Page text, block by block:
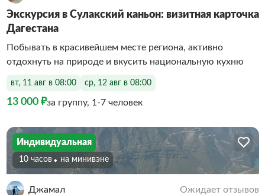
Экскурсия в Сулакский каньон: визитная карточка
Дагестана
Побывать в красивейшем месте региона, активно
отдохнуть на природе и вкусить национальную кухню
вт, 11 авг в 08:00 ср, 12 авг в 08:00
13 000 ₽за группу, 1-7 человек
Индивидуальная
10 часов На минивэне
Джамал Ожидает отзывов